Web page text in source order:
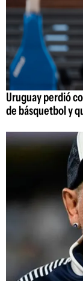
Uruguay perdió
de básquetbol y